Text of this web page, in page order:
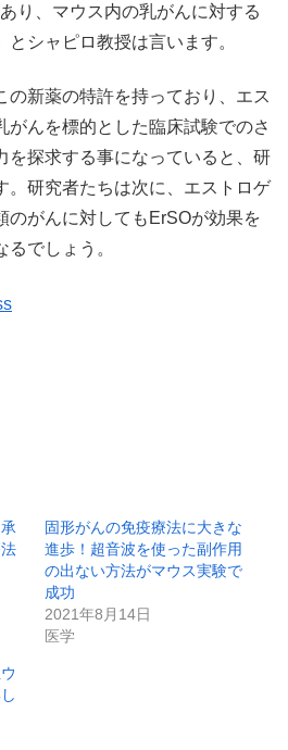
り、マウス内の乳がんに対する
シャピロ教授は言います。
の新薬の特許を持っており、エス
がんを標的とした臨床試験でのさ
を探求する事になっていると、研
。研究者たちは次に、エストロゲ
のがんに対してもErSOが効果を
でしょう。
固形がんの免疫療法に大きな
進歩！超音波を使った副作用
の出ない方法がマウス実験で
成功
2021年8月14日
医学